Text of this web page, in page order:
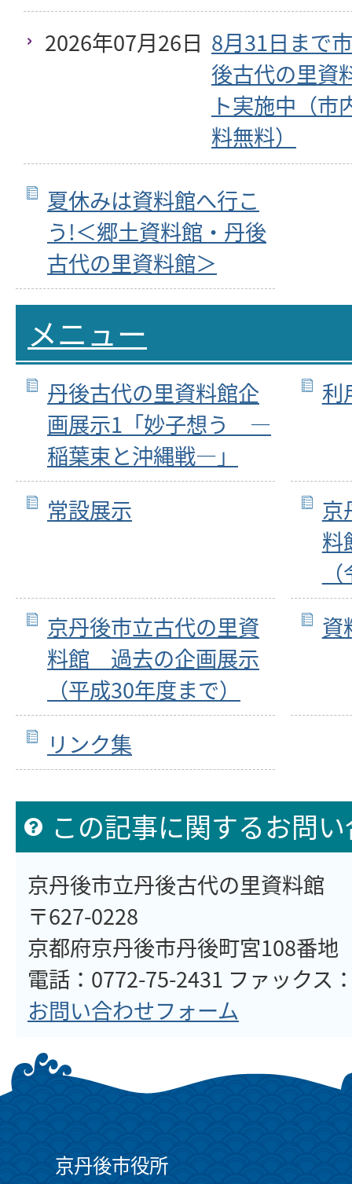
2026年07月26日 8月31日まで
後古代の里資
ト実施中（市
料無料）
夏休みは資料館へ行こ
う!＜郷土資料館・丹後
古代の里資料館＞
メニュー
丹後古代の里資料館企
画展示1「妙子想う ―
稲葉束と沖縄戦―」
利
常設展示
京
料
京丹後市立古代の里資
料館 過去の企画展示
（平成30年度まで）
資
リンク集
この記事に関するお問
京丹後市立丹後古代の里資料館
〒627-0228
京都府京丹後市丹後町宮108番地
電話：0772-75-2431 ファックス
お問い合わせフォーム
京丹後市役所